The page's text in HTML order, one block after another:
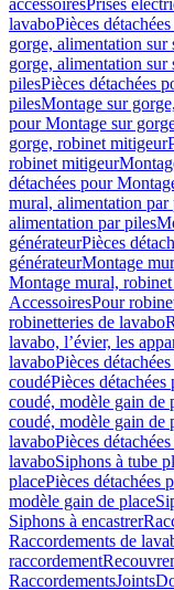
accessoiresPrises
lavaboPièces
gorge, alimentation sur
gorge, alimentation sur
pilesPièces détachées
pilesMontage sur
pour Montage sur
gorge, robinet mitigeur
robinet mitigeur
détachées pour
mural, alimentation par
alimentation par piles
générateurPièces
générateurMontage
Montage mural,
AccessoiresPour
robinetteries de lavabo
lavabo, l’évier, les
lavaboPièces
coudéPièces
coudé, modèle gain de
coudé, modèle gain de
lavaboPièces
lavaboSiphons à tube
placePièces détachées
modèle gain de place
Siphons à encastrer
Raccordements de
raccordement
RaccordementsJoints